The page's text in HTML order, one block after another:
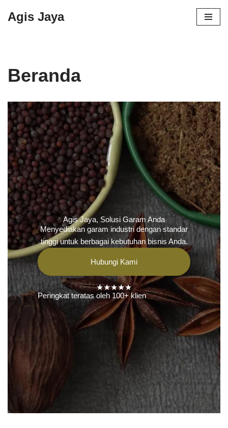
Agis Jaya
Beranda
Agis Jaya, Solusi Garam Anda
Menyediakan garam industri dengan standar
tinggi untuk berbagai kebutuhan bisnis Anda.
Hubungi Kami
★★★★★
Peringkat teratas oleh 100+ klien